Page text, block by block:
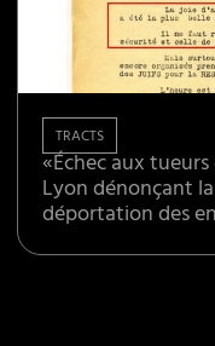
TRACTS
«Échec aux tueurs
Lyon dénonçant
déportation des